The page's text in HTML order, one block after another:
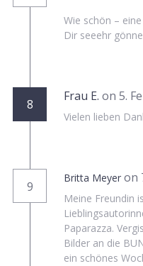
Wie schön –
Dir seeehr
8
Frau E. on 5.
Vielen lieben
9
Britta Meyer on
Meine Freundin
Paparazza.
Bilder an die
ein schönes